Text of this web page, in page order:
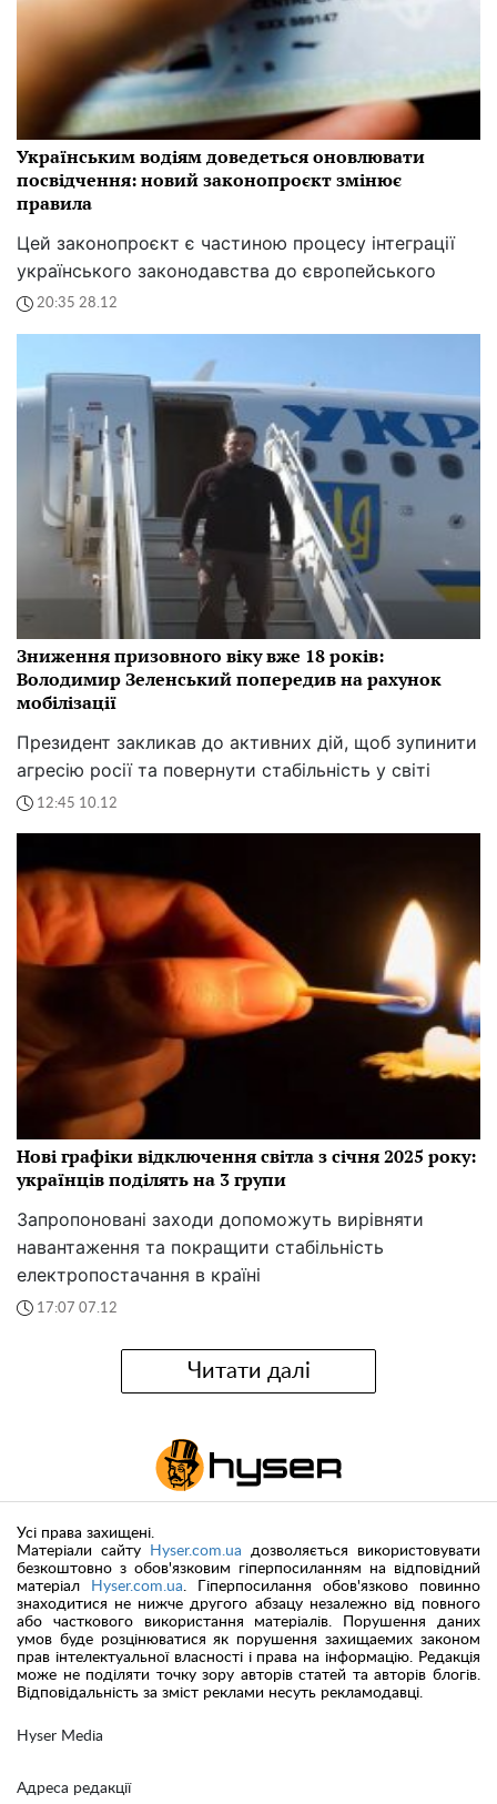
Українським водіям доведеться оновлювати
посвідчення: новий законопроєкт змінює
правила
Цей законопроєкт є частиною процесу інтеграції
українського законодавства до європейського
20:35 28.12
Зниження призовного віку вже 18 років:
Володимир Зеленський попередив на рахунок
мобілізації
Президент закликав до активних дій, щоб зупинити
агресію росії та повернути стабільність у світі
12:45 10.12
Нові графіки відключення світла з січня 2025 року:
українців поділять на 3 групи
Запропоновані заходи допоможуть вирівняти
навантаження та покращити стабільність
електропостачання в країні
17:07 07.12
Читати далі
Hyser Media
Адреса редакції
Усі права захищені.
Матеріали сайту
Hyser.com.ua дозволяється використовувати
безкоштовно з обов'язковим гіперпосиланням на відповідний
матеріал
Hyser.com.ua. Гіперпосилання обов'язково повинно
знаходитися не нижче другого абзацу незалежно від повного
або часткового використання матеріалів. Порушення даних
умов буде розцінюватися як порушення захищаемих законом
прав інтелектуальної власності і права на інформацію. Редакція
може не поділяти точку зору авторів статей та авторів блогів.
Відповідальність за зміст реклами несуть рекламодавці.